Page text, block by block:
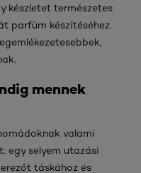
készletet természetes
parfüm készítéséhez.
mennek
valami
egy selyem utazási
táskához és